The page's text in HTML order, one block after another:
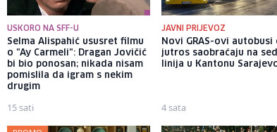
USKORO NA SFF-U
Selma Alispahić ususret filmu
o "Ay Carmeli": Dragan Jovičić
bi bio ponosan; nikada nisam
pomislila da igram s nekim
drugim
15 sati
JAVNI PRIJEVOZ
Novi GRAS-ovi autobusi
jutros saobraćaju na
linija u Kantonu
4 sata